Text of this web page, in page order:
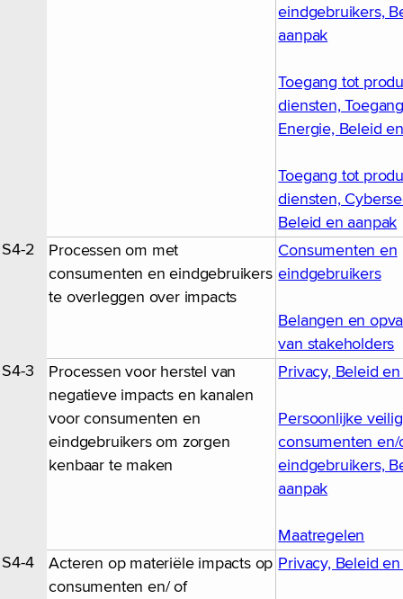
eindgebruikers,
aanpak
Toegang tot
diensten,
Energie, Beleid
Toegang tot
diensten,
Beleid en aanpak
S4-2
Processen om met
consumenten en eindgebruikers
te overleggen over impacts
Consumenten en
eindgebruikers
Belangen en
van stakeholders
S4-3
Processen voor herstel van
negatieve impacts en kanalen
voor consumenten en
eindgebruikers om zorgen
kenbaar te maken
Privacy, Beleid
Persoonlijke
consumenten en/
eindgebruikers,
aanpak
Maatregelen
S4-4
Acteren op materiële impacts op
consumenten en/ of
Privacy, Beleid